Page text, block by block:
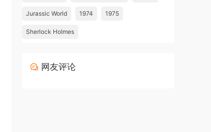
Jurassic World 1974 1975
Sherlock Holmes
网友评论